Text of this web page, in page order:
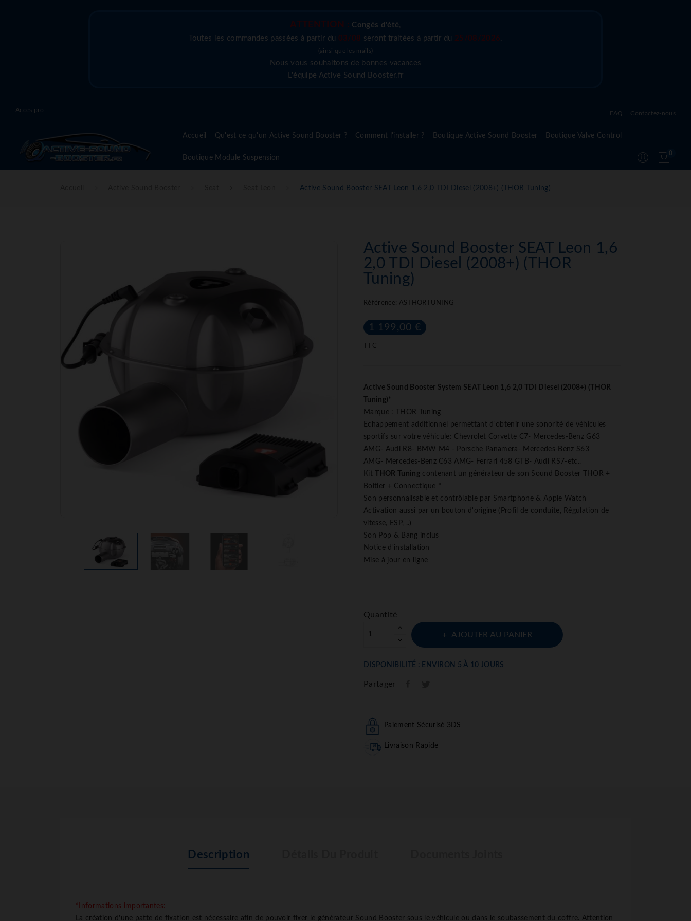
ATTENTION : Congés d'été,
Toutes les commandes passées à partir du 03/08 seront traitées à partir du 25/08/2026.
(ainsi que les mails)
Nous vous souhaitons de bonnes vacances
L'équipe Active Sound Booster.fr
Accès pro FAQ
Questions fréquentes sur l'active valve control
Contactez-nous
Accueil Qu'est ce qu'un Active Sound Booster ? Comment l'installer ? Boutique Active Sound Booster Boutique Valve Control
Boutique Module Suspension
0
Active Sound Booster SEAT Leon 1,6 2,0 TDI Diesel (2008+) (THOR Tuning)
Active Sound Booster SEAT Leon 1,6
2,0 TDI Diesel (2008+) (THOR
Tuning)
Référence: ASTHORTUNING
1 199,00 €
TTC
Active Sound Booster System SEAT Leon 1,6 2,0 TDI Diesel (2008+) (THOR
Tuning)*
Marque : THOR Tuning
Echappement additionnel permettant d'obtenir une sonorité de véhicules
sportifs sur votre véhicule: Chevrolet Corvette C7- Mercedes-Benz G63
AMG- Audi R8- BMW M4 - Porsche Panamera- Mercedes-Benz S63
AMG- Mercedes-Benz C63 AMG- Ferrari 458 GTB- Audi RS7-etc..
Kit
THOR Tuningcontenant un générateur de son Sound Booster THOR +
Boitier + Connectique *
Son personnalisable et contrôlable par Smartphone & Apple Watch
Activation aussi par un bouton d'origine (Profil de conduite, Régulation de
vitesse, ESP, ..)
Son Pop & Bang inclus
Notice d'installation
Mise à jour en ligne
Quantité
AJOUTER AU PANIER
DISPONIBILITÉ : ENVIRON 5 À 10 JOURS
Partager
Paiement Sécurisé 3DS
Livraison Rapide
Description
*Informations importantes:
La création d'une patte de fixation est nécessaire afin de pouvoir fixer le générateur Sound Booster sous le véhicule ou dans le soubassement du coffre. Attention